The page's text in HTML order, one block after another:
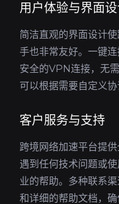
用户体验与界面
简洁直观的界面设计
手也非常友好。一键
安全的VPN连接，无
可以根据需要自定义协
客户服务与支持
跨境网络加速平台提
遇到任何技术问题或
业的帮助。多种联系
和详细的帮助文档，